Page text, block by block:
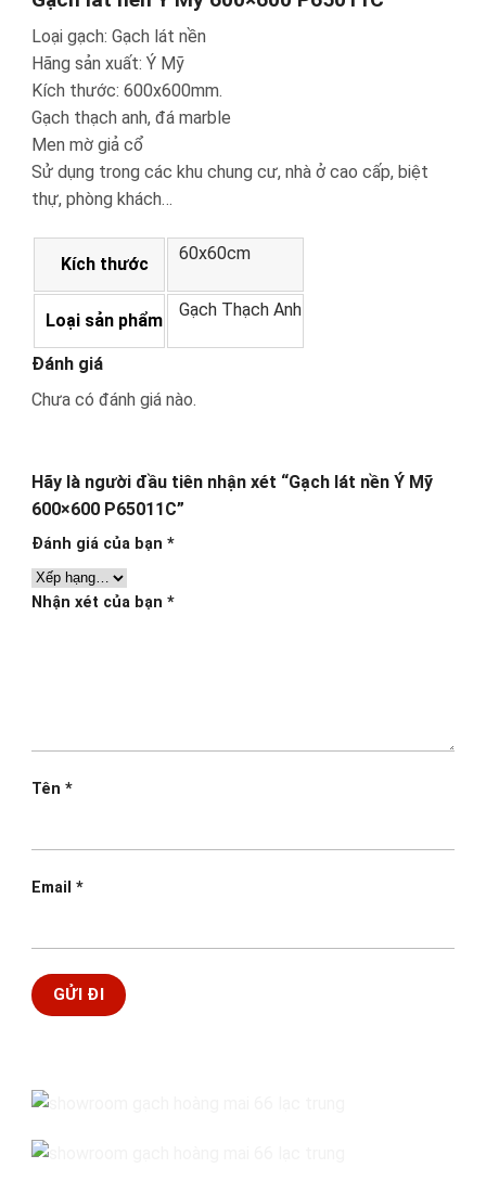
Loại gạch: Gạch lát nền
Hãng sản xuất: Ý Mỹ
Kích thước: 600x600mm.
Gạch thạch anh, đá marble
Men mờ giả cổ
Sử dụng trong các khu chung cư, nhà ở cao cấp, biệt
thự, phòng khách…
Kích thước
60x60cm
Loại sản phẩm
Gạch Thạch Anh
Đánh giá
Chưa có đánh giá nào.
Hãy là người đầu tiên nhận xét “Gạch lát nền Ý Mỹ
600×600 P65011C”
Đánh giá của bạn *
Nhận xét của bạn *
Tên *
Email *